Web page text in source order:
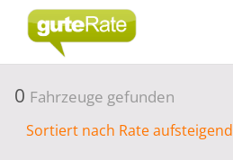
0 Fahrzeuge gefunden
Sortiert nach Rate aufsteigend